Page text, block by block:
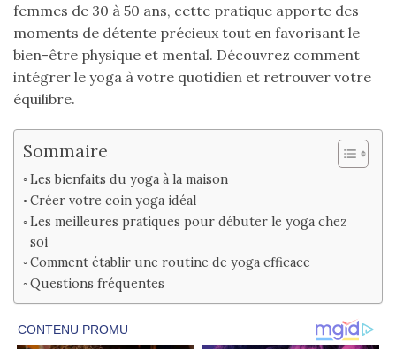
femmes de 30 à 50 ans, cette pratique apporte des
moments de détente précieux tout en favorisant le
bien-être physique et mental. Découvrez comment
intégrer le yoga à votre quotidien et retrouver votre
équilibre.
Sommaire
Les bienfaits du yoga à la maison
Créer votre coin yoga idéal
Les meilleures pratiques pour débuter le yoga chez
soi
Comment établir une routine de yoga efficace
Questions fréquentes